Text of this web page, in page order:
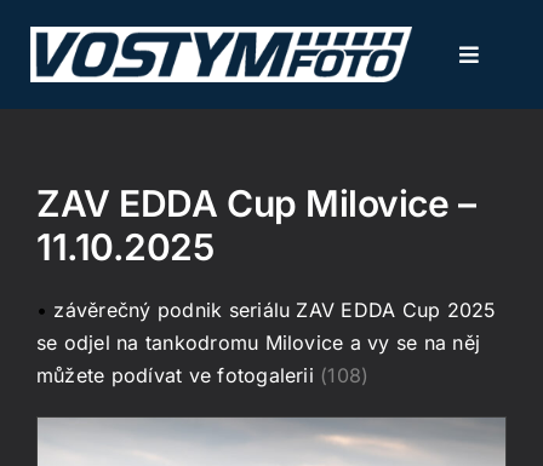
obsah
Toggle
FOTOGALERIE
SLUŽBY / CENÍK
KONTAKT
ZAV EDDA Cup Milovice –
11.10.2025
• závěrečný podnik seriálu ZAV EDDA Cup 2025
se odjel na tankodromu Milovice a vy se na něj
můžete podívat ve fotogalerii (108)